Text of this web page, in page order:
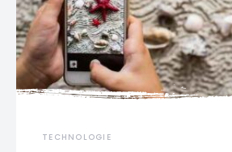
TECHNOLOGIE